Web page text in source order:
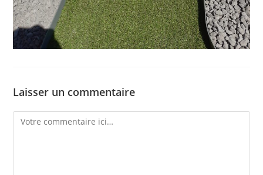
Laisser un commentaire